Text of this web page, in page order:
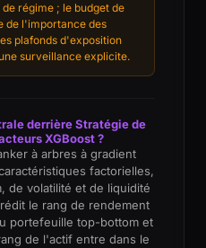
régime ; le budget de
de l'importance des
plafonds d'exposition
surveillance explicite.
derrière Stratégie de
XGBoost ?
à arbres à gradient
factorielles,
de volatilité et de liquidité
le rang de rendement
portefeuille top-bottom et
de l'actif entre dans le